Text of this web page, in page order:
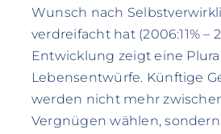
Wunsch nach
verdreifacht hat (2006:11% –
Entwicklung zeigt eine
Lebensentwürfe. Künftige
werden nicht mehr
Vergnügen wählen,